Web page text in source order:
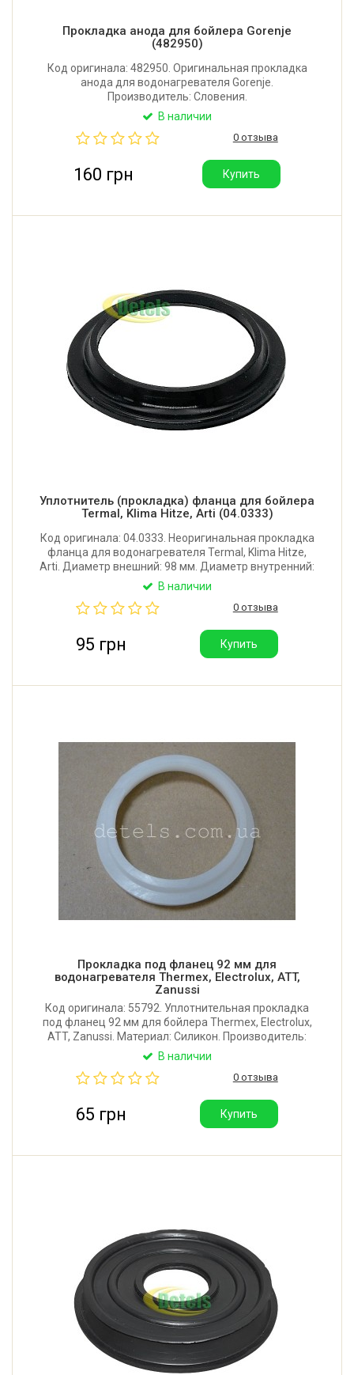
Прокладка анода для бойлера Gorenje
(482950)
Код оригинала: 482950. Оригинальная прокладка
анода для водонагревателя Gorenje.
Производитель: Словения.
В наличии
0 отзыва
160 грн Купить
Уплотнитель (прокладка) фланца для бойлера
Termal, Klima Hitze, Arti (04.0333)
Код оригинала: 04.0333. Неоригинальная прокладка
фланца для водонагревателя Termal, Klima Hitze,
Arti. Диаметр внешний: 98 мм. Диаметр внутренний:
70 мм. Высота: 12/4 мм. Производитель: Украина.
В наличии
0 отзыва
95 грн Купить
Прокладка под фланец 92 мм для
водонагревателя Thermex, Electrolux, ATT,
Zanussi
Код оригинала: 55792. Уплотнительная прокладка
под фланец 92 мм для бойлера Thermex, Electrolux,
ATT, Zanussi. Материал: Силикон. Производитель:
Китай.
В наличии
0 отзыва
65 грн Купить